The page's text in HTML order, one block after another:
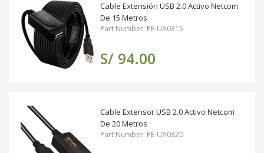
Cable Extensión USB 2.0 Activo Netcom
De 15 Metros
Part Number: PE-UA0315
S/ 94.00
Cable Extensor USB 2.0 Activo Netcom
De 20 Metros
Part Number: PE-UA0320